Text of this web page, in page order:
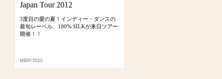
Japan Tour 2012
3度目の愛の夏！インディー・ダンスの
最旬レーベル、100% SILKが来日ツアー
開催！！
MBIP-5510